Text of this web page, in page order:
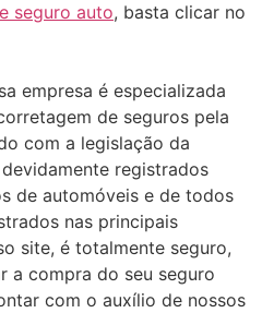
seguro auto, basta clicar no
empresa é especializada
de seguros pela
com a legislação da
registrados
de automóveis e de todos
nas principais
site, é totalmente seguro,
a compra do seu seguro
com o auxílio de nossos